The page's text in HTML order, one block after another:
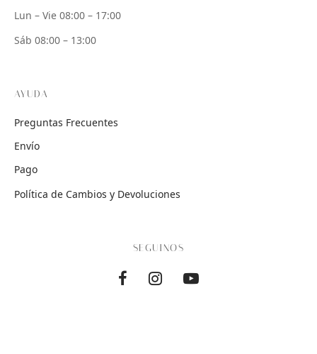
Lun – Vie 08:00 – 17:00
Sáb 08:00 – 13:00
AYUDA
Preguntas Frecuentes
Envío
Pago
Política de Cambios y Devoluciones
SEGUINOS